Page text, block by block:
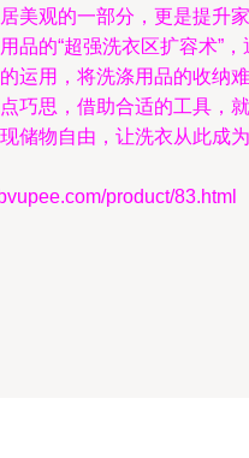
美观的一部分，更是提升家
品的“超强洗衣区扩容术”，
运用，将洗涤用品的收纳难
巧思，借助合适的工具，就
储物自由，让洗衣从此成为
product/83.html